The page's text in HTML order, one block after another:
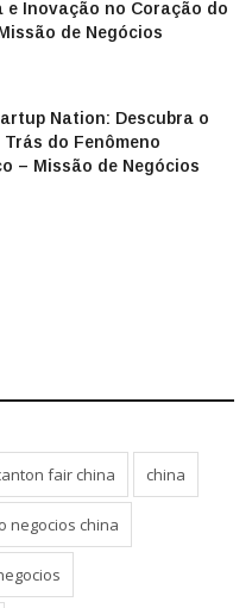
e Inovação no Coração do
de Negócios
Nation: Descubra o
do Fenômeno
– Missão de Negócios
fair china china
negocios china